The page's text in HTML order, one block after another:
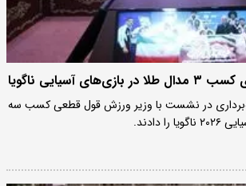
آسیایی ناگویا
در نشست با وزیر ورزش قول قطعی کسب سه
دادند.